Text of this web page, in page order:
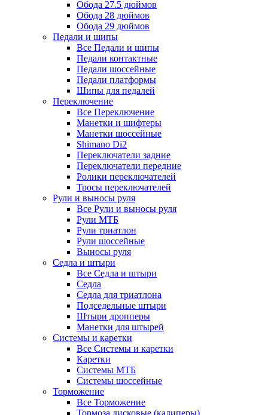
Обода 27.5 дюймов
Обода 28 дюймов
Обода 29 дюймов
Педали и шипы
Все Педали и шипы
Педали контактные
Педали шоссейные
Педали платформы
Шипы для педалей
Переключение
Все Переключение
Манетки и шифтеры
Манетки шоссейные
Shimano Di2
Переключатели задние
Переключатели передние
Ролики переключателей
Тросы переключателей
Рули и выносы руля
Все Рули и выносы руля
Рули МТБ
Рули триатлон
Рули шоссейные
Выносы руля
Седла и штыри
Все Седла и штыри
Седла
Седла для триатлона
Подседельные штыри
Штыри дропперы
Манетки для штырей
Системы и каретки
Все Системы и каретки
Каретки
Системы МТБ
Системы шоссейные
Торможение
Все Торможение
Тормоза дисковые (калиперы)